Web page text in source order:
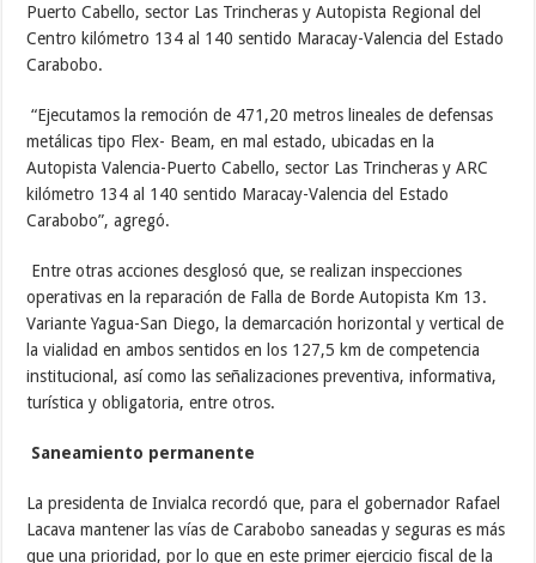
Puerto Cabello, sector Las Trincheras y Autopista Regional del
Centro kilómetro 134 al 140 sentido Maracay-Valencia del Estado
Carabobo.
“Ejecutamos la remoción de 471,20 metros lineales de defensas
metálicas tipo Flex- Beam, en mal estado, ubicadas en la
Autopista Valencia-Puerto Cabello, sector Las Trincheras y ARC
kilómetro 134 al 140 sentido Maracay-Valencia del Estado
Carabobo”, agregó.
Entre otras acciones desglosó que, se realizan inspecciones
operativas en la reparación de Falla de Borde Autopista Km 13.
Variante Yagua-San Diego, la demarcación horizontal y vertical de
la vialidad en ambos sentidos en los 127,5 km de competencia
institucional, así como las señalizaciones preventiva, informativa,
turística y obligatoria, entre otros.
Saneamiento permanente
La presidenta de Invialca recordó que, para el gobernador Rafael
Lacava mantener las vías de Carabobo saneadas y seguras es más
que una prioridad, por lo que en este primer ejercicio fiscal de la